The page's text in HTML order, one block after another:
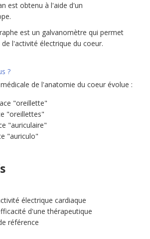
est obtenu à l'aide d'un
est un galvanomètre qui permet
l'activité électrique du coeur.
?
de l'anatomie du coeur évolue :
"oreillette"
"oreillettes"
"auriculaire"
"auriculo"
électrique cardiaque
d'une thérapeutique
référence